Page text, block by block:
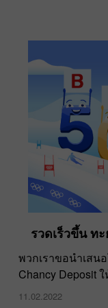
รวดเร็วขึ้น ท
พวกเราขอนำเสน
Chancy Deposit
11.02.2022